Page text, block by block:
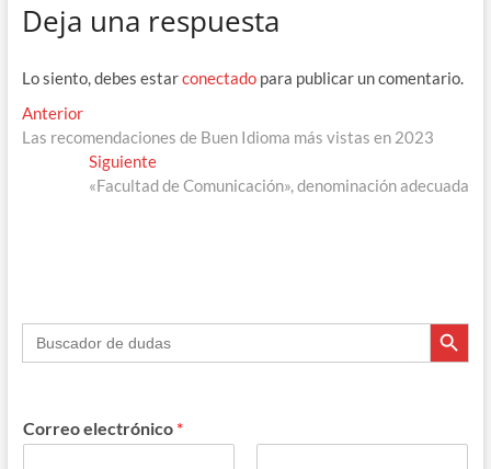
b
o
k
gr
m
ds
p
p
ti
r
Deja una respuesta
Lo siento, debes estarconectadopara publicar un comentario.
Navegación
de
entradas
AnteriorEntrada
anterior:
Las recomendaciones de Buen Idioma más vistas en 2023
SiguienteEntrada
siguiente:
«Facultad de Comunicación», denominación adecuada
Buscar: Botón de
Correo electrónico *